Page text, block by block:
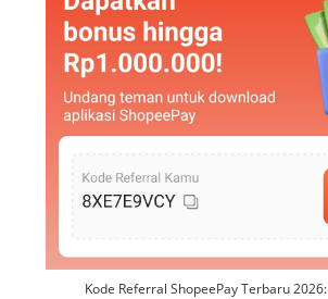
Kode Referral ShopeePay Terbaru 2026: